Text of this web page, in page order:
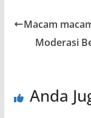
Macam
Moderasi
Anda